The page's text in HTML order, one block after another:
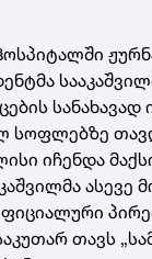
სანახავად
სოფლებზე
იჩენდა
ასევე
თავს